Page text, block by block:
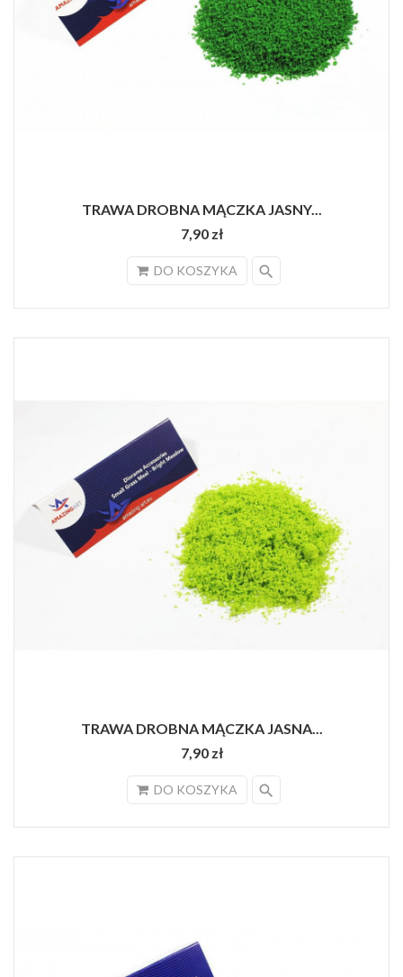
TRAWA DROBNA MĄCZKA JASNY...
7,90 zł
DO KOSZYKA search
TRAWA DROBNA MĄCZKA JASNA...
7,90 zł
DO KOSZYKA search